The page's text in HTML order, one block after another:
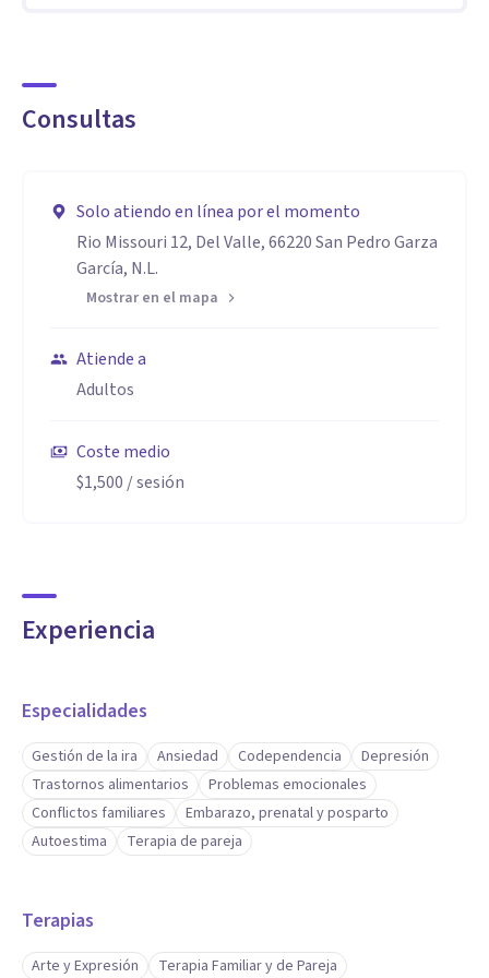
Consultas
Solo atiendo en línea por el momento
Rio Missouri 12, Del Valle, 66220 San Pedro Garza
García, N.L.
Mostrar en el mapa
Atiende a
Adultos
Coste medio
$1,500 / sesión
Experiencia
Especialidades
Gestión de la ira Ansiedad Codependencia
Depresión
Trastornos alimentarios
Problemas emocionales
Conflictos familiares
Embarazo, prenatal y posparto
Autoestima
Terapia de pareja
Terapias
Arte y Expresión Terapia Familiar y de Pareja